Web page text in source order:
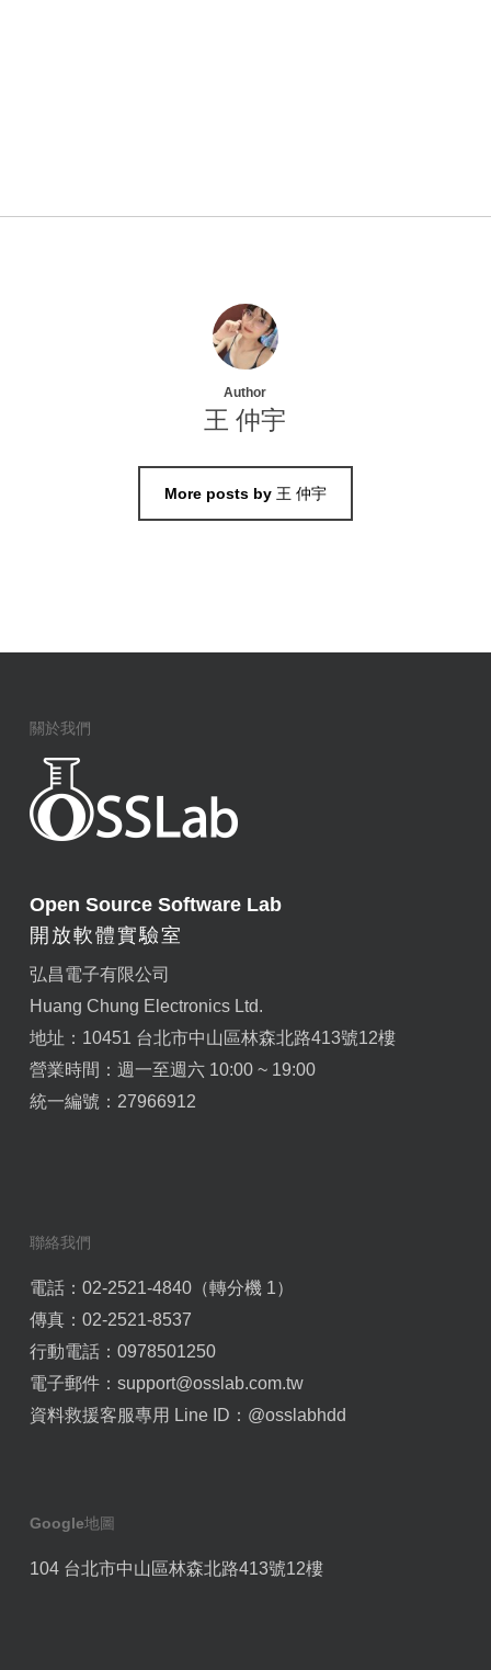
Author
王 仲宇
More posts by 王 仲宇
關於我們
Open Source Software Lab
開放軟體實驗室
弘昌電子有限公司
Huang Chung Electronics Ltd.
地址：10451 台北市中山區林森北路413號12樓
營業時間：週一至週六 10:00 ~ 19:00
統一編號：27966912
聯絡我們
電話：02-2521-4840（轉分機 1）
傳真：02-2521-8537
行動電話：0978501250
電子郵件： support@osslab.com.tw
資料救援客服專用 Line ID： @osslabhdd
Google地圖
104 台北市中山區林森北路413號12樓